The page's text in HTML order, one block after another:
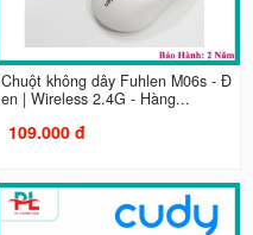
Chuột không dây Fuhlen M06s - Đ
en | Wireless 2.4G - Hàng...
109.000 đ